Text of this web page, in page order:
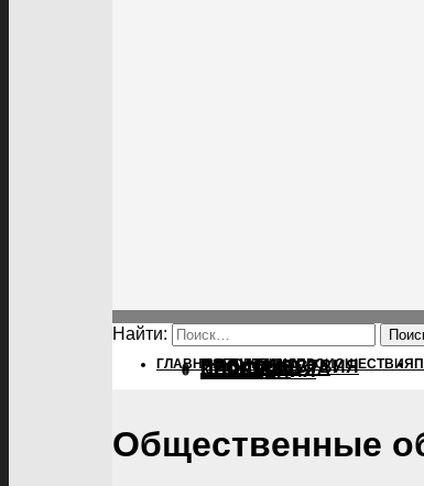
Найти:
ГЛАВНАЯПОЛИТИКАПРОИСШЕСТВИЯ
ПОЛИТИКА
ПРОИСШЕСТВИЯ
ПРОКУРАТУРА
СПОРТ
КУЛЬТУРА
ПОСЕЛЕНИЯ
Общественные